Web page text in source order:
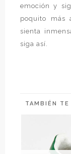
emoción y
poquito más
sienta
siga así.
TAMBIÉN